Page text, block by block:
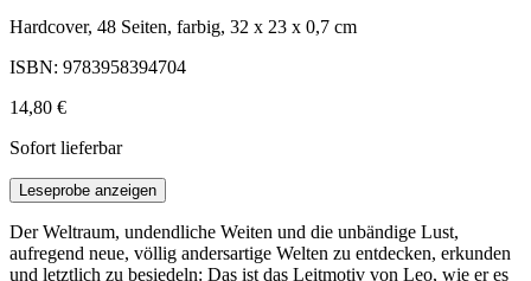
Hardcover, 48 Seiten, farbig, 32 x 23 x 0,7 cm
ISBN: 9783958394704
14,80 €
Sofort lieferbar
Leseprobe anzeigen
Der Weltraum, undendliche Weiten und die unbändige Lust,
aufregend neue, völlig andersartige Welten zu entdecken, erkunden
und letztlich zu besiedeln: Das ist das Leitmotiv von Leo, wie er es